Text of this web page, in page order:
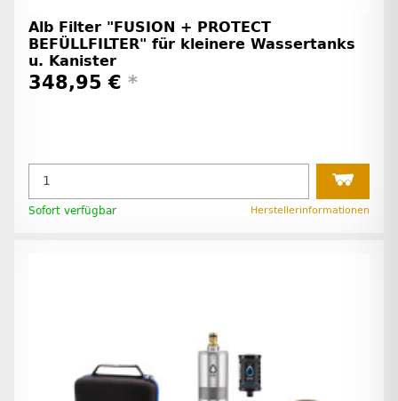
Alb Filter "FUSION + PROTECT
BEFÜLLFILTER" für kleinere Wassertanks
u. Kanister
348,95 € *
Sofort verfügbar Herstellerinformationen